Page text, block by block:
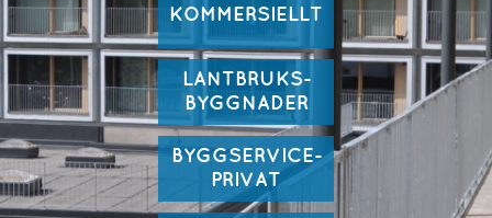
KOMMERSIELLT
LANTBRUKS-
BYGGNADER
BYGGSERVICE-
PRIVAT